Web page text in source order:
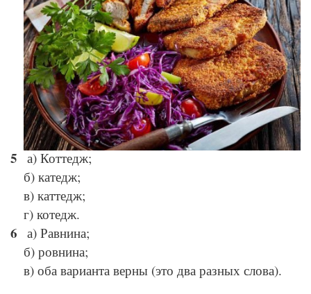
© Depositphotos
а) Коттедж;
б) катедж;
в) каттедж;
г) котедж.
а) Равнина;
б) ровнина;
в) оба варианта верны (это два разных слова).